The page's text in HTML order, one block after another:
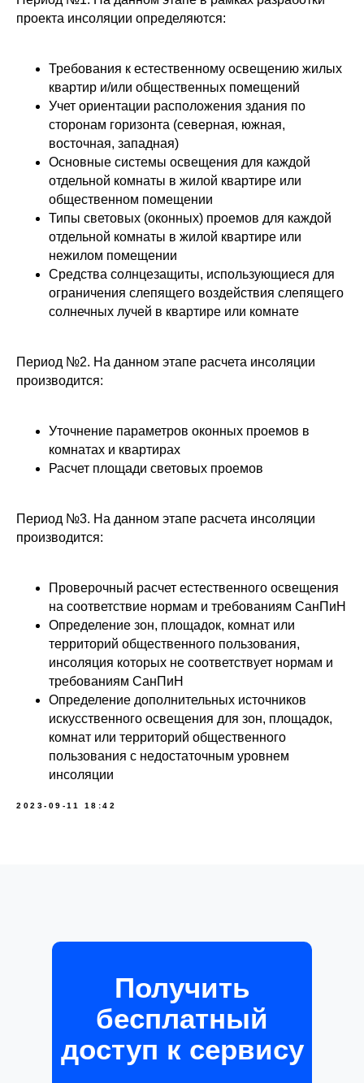
проекта инсоляции определяются:
Требования к естественному освещению жилых
квартир и/или общественных помещений
Учет ориентации расположения здания по
сторонам горизонта (северная, южная,
восточная, западная)
Основные системы освещения для каждой
отдельной комнаты в жилой квартире или
общественном помещении
Типы световых (оконных) проемов для каждой
отдельной комнаты в жилой квартире или
нежилом помещении
Средства солнцезащиты, использующиеся для
ограничения слепящего воздействия слепящего
солнечных лучей в квартире или комнате
Период №2. На данном этапе расчета инсоляции
производится:
Уточнение параметров оконных проемов в
комнатах и квартирах
Расчет площади световых проемов
Период №3. На данном этапе расчета инсоляции
производится:
Проверочный расчет естественного освещения
на соответствие нормам и требованиям СанПиН
Определение зон, площадок, комнат или
территорий общественного пользования,
инсоляция которых не соответствует нормам и
требованиям СанПиН
Определение дополнительных источников
искусственного освещения для зон, площадок,
комнат или территорий общественного
пользования с недостаточным уровнем
инсоляции
2023-09-11 18:42
Получить
бесплатный
доступ к сервису